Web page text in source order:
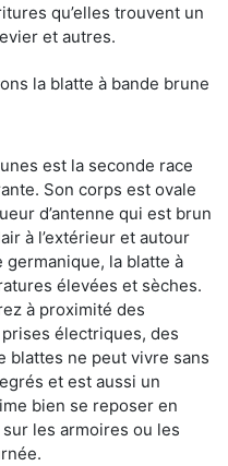
qu’elles trouvent un
et autres.
la blatte à bande brune
est la seconde race
Son corps est ovale
d’antenne qui est brun
à l’extérieur et autour
germanique, la blatte à
élevées et sèches.
à proximité des
électriques, des
blattes ne peut vivre sans
et est aussi un
bien se reposer en
les armoires ou les